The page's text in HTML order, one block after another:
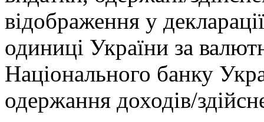
відображення у
одиниці України за
Національного банку
одержання доходів/